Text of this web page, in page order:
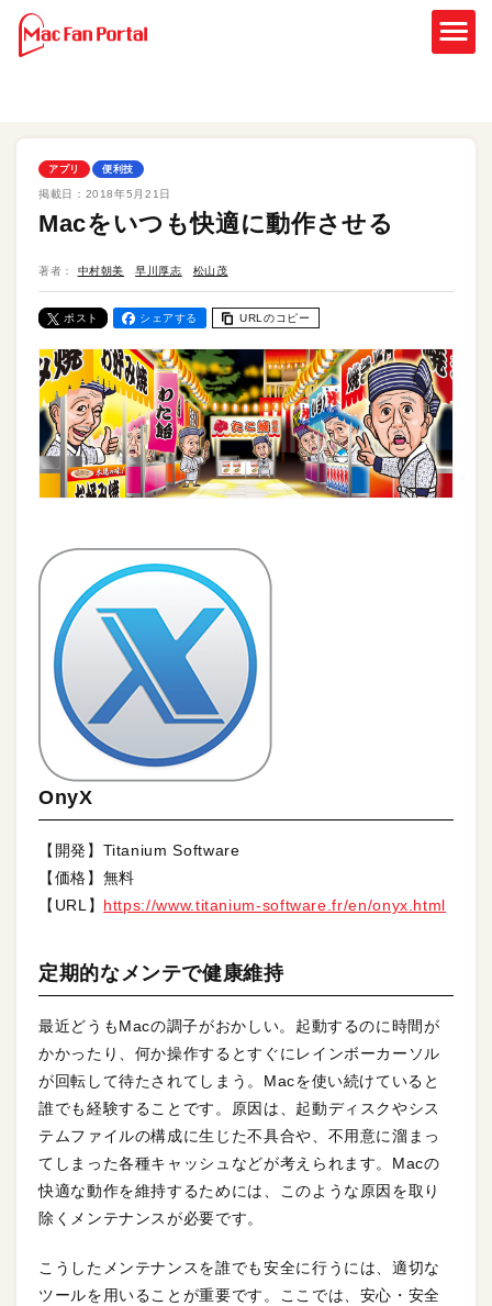
アプリ 便利技
掲載日： 2018年5月21日
Macをいつも快適に動作させる
著者： 中村朝美 早川厚志 松山茂
ポスト シェアする URLのコピー
OnyX
【開発】Titanium Software
【価格】無料
【URL】 https://www.titanium-software.fr/en/onyx.html
定期的なメンテで健康維持
最近どうもMacの調子がおかしい。起動するのに時間が
かかったり、何か操作するとすぐにレインボーカーソル
が回転して待たされてしまう。Macを使い続けていると
誰でも経験することです。原因は、起動ディスクやシス
テムファイルの構成に生じた不具合や、不用意に溜まっ
てしまった各種キャッシュなどが考えられます。Macの
快適な動作を維持するためには、このような原因を取り
除くメンテナンスが必要です。
こうしたメンテナンスを誰でも安全に行うには、適切な
ツールを用いることが重要です。ここでは、安心・安全